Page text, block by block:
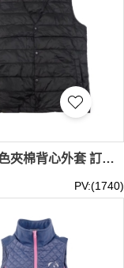
設計純黑色夾棉背心外套 訂製女裝黑色修身口袋輕羽絨背心 J1043
PV:(1740)